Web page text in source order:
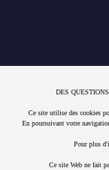
DES
Ce site utilise des cookies
En poursuivant votre
Pour plus
Ce site Web ne fait